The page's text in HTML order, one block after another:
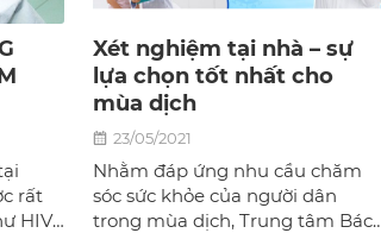
rất
HIV,
Xét nghiệm tại nhà – sự
lựa chọn tốt nhất cho
mùa dịch
23/05/2021
Nhằm đáp ứng nhu cầu chăm
sóc sức khỏe của người dân
trong mùa dịch, Trung tâm Bác